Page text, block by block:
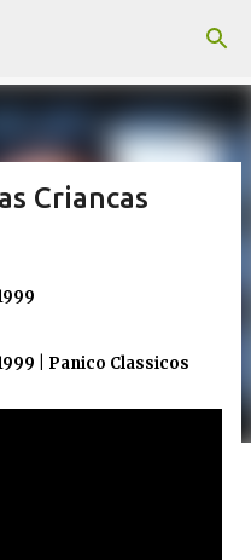
principal
Criancas
| Panico Classicos